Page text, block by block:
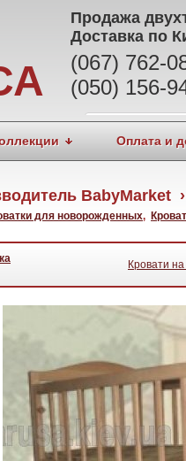
Продажа
Доставка по
(067) 762-
(050) 156-
Оплата и
BabyMarket
для новорожденных,
Кровати